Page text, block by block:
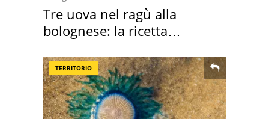
Tre uova nel ragù alla
bolognese: la ricetta
TERRITORIO